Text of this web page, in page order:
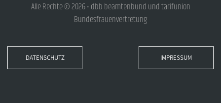
Alle Rechte © 2026 • dbb beamtenbund und tarifunion
Bundesfrauenvertretung
DATENSCHUTZ IMPRESSUM